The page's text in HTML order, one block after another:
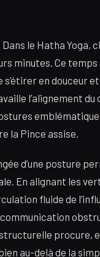
le Hatha Yoga,
minutes. Ce temps
en douceur et
l’alignement du
la Pince assise.
d’une posture
En alignant les
fluide de
procure,
au-delà de la